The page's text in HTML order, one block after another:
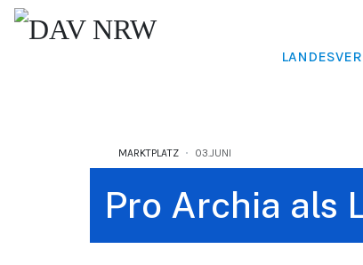
MARKTPLATZ 03.JUNI
Pro Archia als